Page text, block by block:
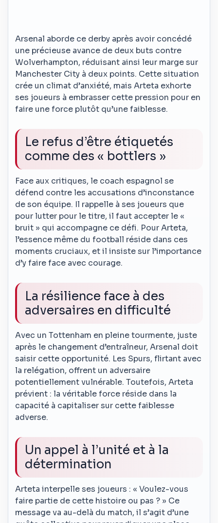
Arsenal aborde ce derby après avoir concédé
une précieuse avance de deux buts contre
Wolverhampton, réduisant ainsi leur marge sur
Manchester City à deux points. Cette situation
crée un climat d’anxiété, mais Arteta exhorte
ses joueurs à embrasser cette pression pour en
faire une force plutôt qu’une faiblesse.
Le refus d’être étiquetés
comme des « bottlers »
Face aux critiques, le coach espagnol se
défend contre les accusations d’inconstance
de son équipe. Il rappelle à ses joueurs que
pour lutter pour le titre, il faut accepter le «
bruit » qui accompagne ce défi. Pour Arteta,
l’essence même du football réside dans ces
moments cruciaux, et il insiste sur l’importance
d’y faire face avec courage.
La résilience face à des
adversaires en difficulté
Avec un Tottenham en pleine tourmente, juste
après le changement d’entraîneur, Arsenal doit
saisir cette opportunité. Les Spurs, flirtant avec
la relégation, offrent un adversaire
potentiellement vulnérable. Toutefois, Arteta
prévient : la véritable force réside dans la
capacité à capitaliser sur cette faiblesse
adverse.
Un appel à l’unité et à la
détermination
Arteta interpelle ses joueurs : « Voulez-vous
faire partie de cette histoire ou pas ? » Ce
message va au-delà du match, il s’agit d’une